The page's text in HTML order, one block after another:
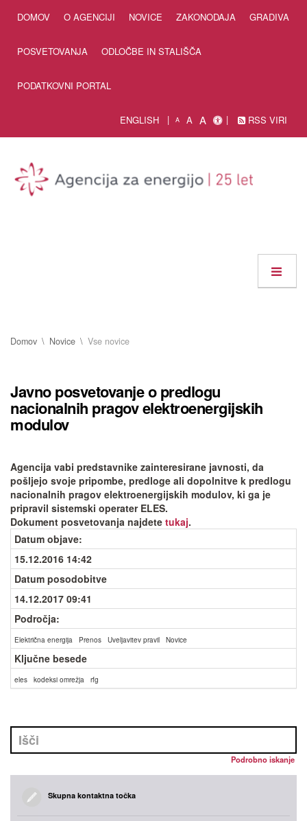
DOMOV O AGENCIJI NOVICE ZAKONODAJA GRADIVA
POSVETOVANJA ODLOČBE IN STALIŠČA
PODATKOVNI PORTAL
ENGLISH A A A RSS VIRI
Domov Novice Vse novice
Javno posvetovanje o predlogu
nacionalnih pragov elektroenergijskih
modulov
Agencija vabi predstavnike zainteresirane javnosti, da
pošljejo svoje pripombe, predloge ali dopolnitve k predlogu
nacionalnih pragov elektroenergijskih modulov, ki ga je
pripravil sistemski operater ELES.
Dokument posvetovanja najdete tukaj.
Datum objave:
15.12.2016 14:42
Datum posodobitve
14.12.2017 09:41
Področja:
Električna energija Prenos Uveljavitev pravil Novice
Ključne besede
eles kodeksi omrežja rfg
Podrobno iskanje
Skupna kontaktna točka